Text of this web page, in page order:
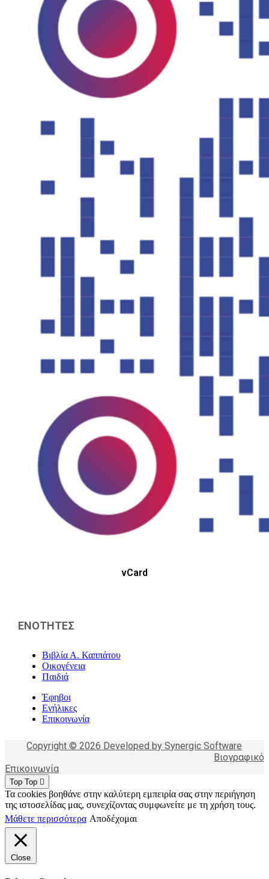
vCard
ΕΝΟΤΗΤΕΣ
Βιβλία Α. Καππάτου
Οικογένεια
Παιδιά
Έφηβοι
Ενήλικες
Επικοινωνία
Copyright © 2026 Developed by Synergic Software
Βιογραφικό
Επικοινωνία
Top Top
Τα cookies βοηθάνε στην καλύτερη εμπειρία σας στην περιήγηση
της ιστοσελίδας μας, συνεχίζοντας συμφωνείτε με τη χρήση τους.
Μάθετε περισσότερα Αποδέχομαι
Close